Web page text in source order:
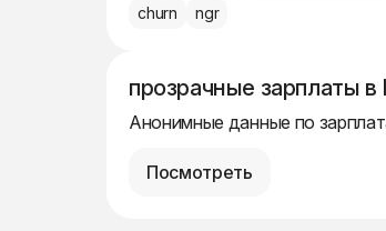
churn
ngr
прозрачные зарплаты в
Анонимные данные по
Посмотреть